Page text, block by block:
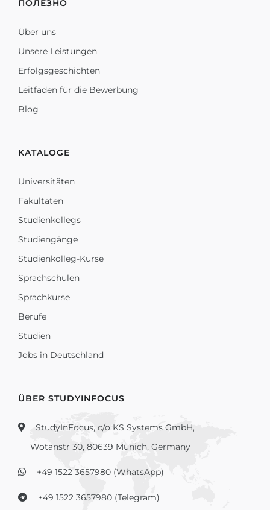
ПОЛЕЗНО
Über uns
Unsere Leistungen
Erfolgsgeschichten
Leitfaden für die Bewerbung
Blog
KATALOGE
Universitäten
Fakultäten
Studienkollegs
Studiengänge
Studienkolleg-Kurse
Sprachschulen
Sprachkurse
Berufe
Studien
Jobs in Deutschland
ÜBER STUDYINFOCUS
StudyInFocus, c/o KS Systems GmbH,
Wotanstr 30, 80639 Munich, Germany
+49 1522 3657980 (WhatsApp)
+49 1522 3657980 (Telegram)